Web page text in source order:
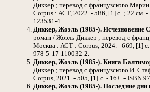
Диккер ; перевод с французского
Corpus : АСТ, 2022. - 586, [1] с. ; 22 см.
123531-4.
Диккер, Жоэль (1985-). Исчезновение
роман / Жоэль Диккер ; перевод с
Москва : АСТ : Corpus, 2024. - 669, [1]
978-5-17-110032-2.
Диккер, Жоэль (1985-). Книга
Диккер ; перевод с французского И.
Corpus, 2021. - 505, [1] с. - 16+. - ISBN
Диккер, Жоэль (1985-). Последние